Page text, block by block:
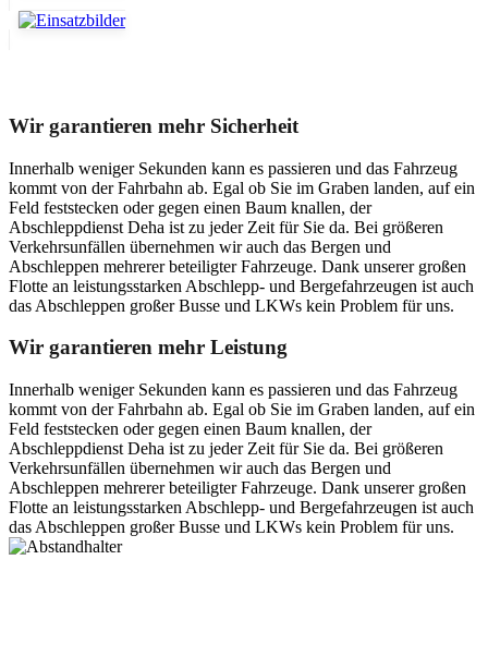
Wir garantieren mehr Sicherheit
Innerhalb weniger Sekunden kann es passieren und das Fahrzeug
kommt von der Fahrbahn ab. Egal ob Sie im Graben landen, auf ein
Feld feststecken oder gegen einen Baum knallen, der
Abschleppdienst Deha ist zu jeder Zeit für Sie da. Bei größeren
Verkehrsunfällen übernehmen wir auch das Bergen und
Abschleppen mehrerer beteiligter Fahrzeuge. Dank unserer großen
Flotte an leistungsstarken Abschlepp- und Bergefahrzeugen ist auch
das Abschleppen großer Busse und LKWs kein Problem für uns.
Wir garantieren mehr Leistung
Innerhalb weniger Sekunden kann es passieren und das Fahrzeug
kommt von der Fahrbahn ab. Egal ob Sie im Graben landen, auf ein
Feld feststecken oder gegen einen Baum knallen, der
Abschleppdienst Deha ist zu jeder Zeit für Sie da. Bei größeren
Verkehrsunfällen übernehmen wir auch das Bergen und
Abschleppen mehrerer beteiligter Fahrzeuge. Dank unserer großen
Flotte an leistungsstarken Abschlepp- und Bergefahrzeugen ist auch
das Abschleppen großer Busse und LKWs kein Problem für uns.